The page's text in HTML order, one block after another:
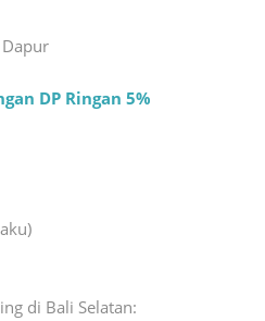
DP Ringan 5%
di Bali Selatan: